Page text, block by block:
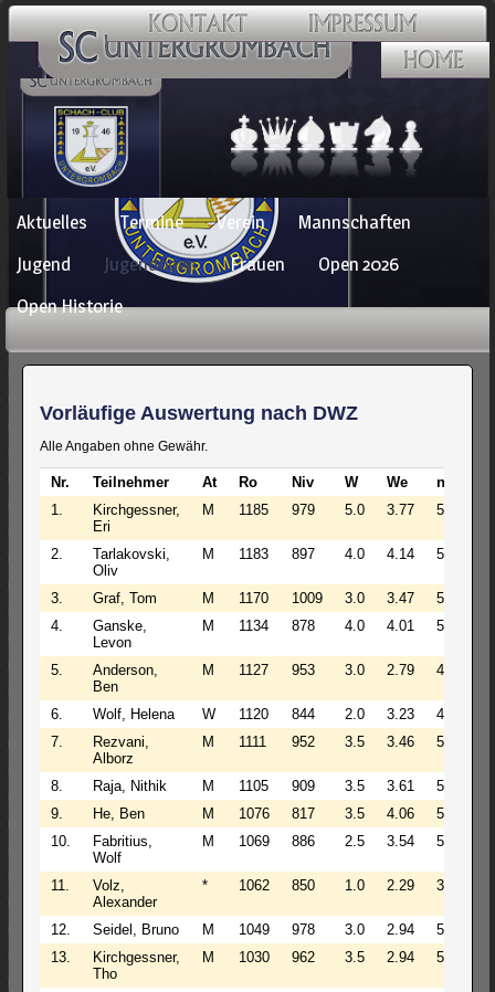
Navigation
überspringen
Aktuelles Termine Verein
Mannschaften
Jugend
Jugendopen Frauen
Open 2026
Open Historie
Vorläufige Auswertung nach DWZ
Alle Angaben ohne Gewähr.
Nr. Teilnehmer At Ro Niv W We n
1.
Kirchgessner,
Eri
M 1185 979 5.0 3.77 5
2.
Tarlakovski,
Oliv
M 1183 897 4.0 4.14 5
3. Graf, Tom M 1170 1009 3.0 3.47 5
4.
Ganske,
Levon
M 1134 878 4.0 4.01 5
5.
Anderson,
Ben
M 1127 953 3.0 2.79 4
6. Wolf, Helena W 1120 844 2.0 3.23 4
7.
Rezvani,
Alborz
M 1111 952 3.5 3.46 5
8. Raja, Nithik M 1105 909 3.5 3.61 5
9.
He, Ben M 1076 817 3.5 4.06 5
10.
Fabritius,
Wolf
M 1069 886 2.5 3.54 5
11.
Volz,
Alexander
* 1062 850 1.0 2.29 3
12. Seidel, Bruno M 1049 978 3.0 2.94 5
13.
Kirchgessner,
Tho
M 1030 962 3.5 2.94 5